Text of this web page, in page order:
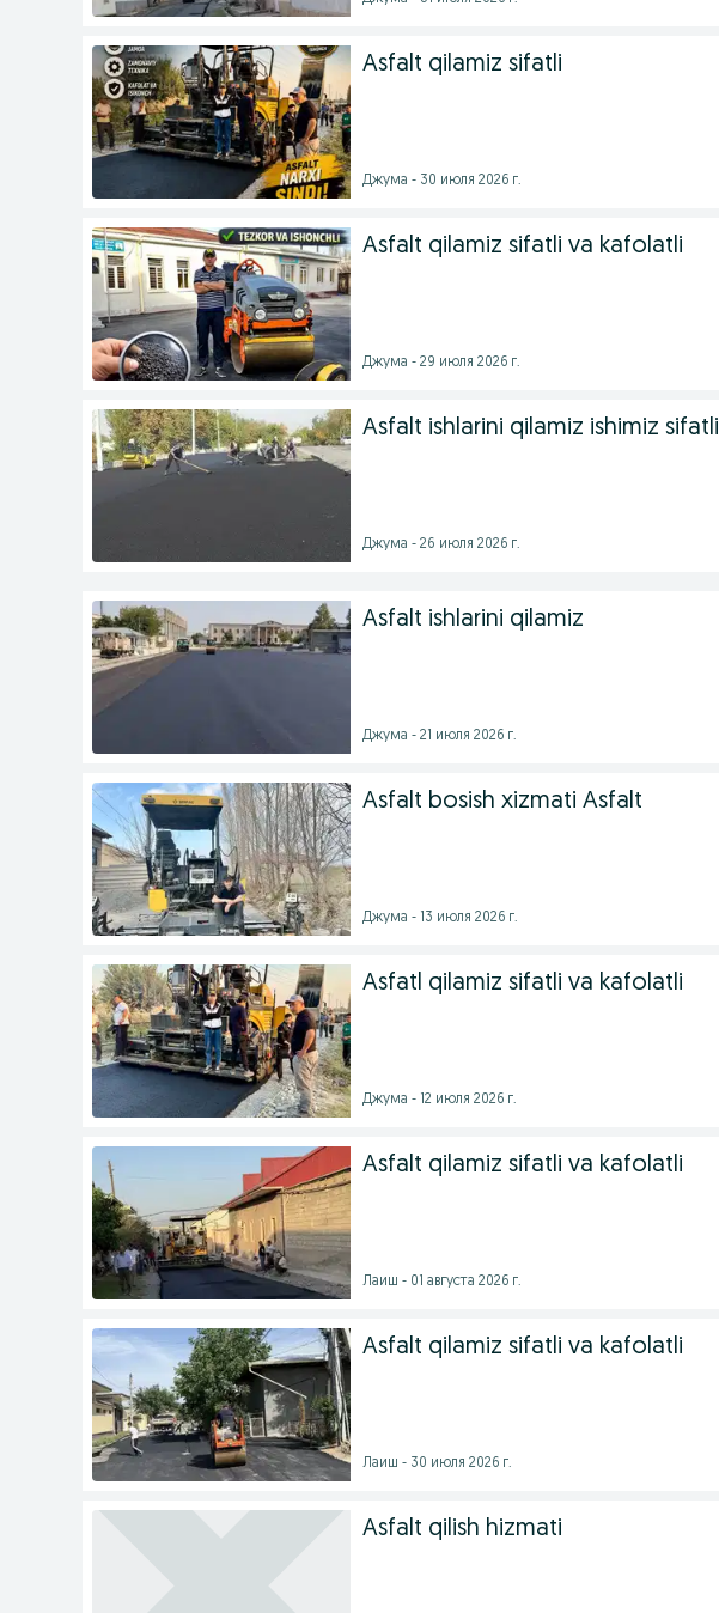
Asfalt qilamiz sifatli
Джума - 30 июля 2026 г.
Asfalt qilamiz sifatli va kafolatli
Джума - 29 июля 2026 г.
Asfalt ishlarini qilamiz ishimiz sifatli
Джума - 26 июля 2026 г.
Asfalt ishlarini qilamiz
Джума - 21 июля 2026 г.
Asfalt bosish xizmati Asfalt
Джума - 13 июля 2026 г.
Asfatl qilamiz sifatli va kafolatli
Джума - 12 июля 2026 г.
Asfalt qilamiz sifatli va kafolatli
Лаиш - 01 августа 2026 г.
Asfalt qilamiz sifatli va kafolatli
Лаиш - 30 июля 2026 г.
Asfalt qilish hizmati